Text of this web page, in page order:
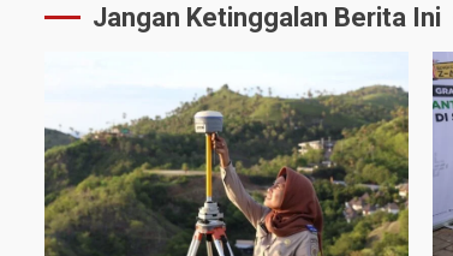
Jangan Ketinggalan Berita Ini